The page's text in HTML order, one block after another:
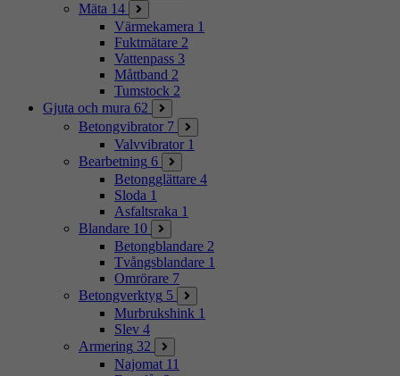
Mäta 14
Värmekamera 1
Fuktmätare 2
Vattenpass 3
Måttband 2
Tumstock 2
Gjuta och mura 62
Betongvibrator 7
Valvvibrator 1
Bearbetning 6
Betongglättare 4
Sloda 1
Asfaltsraka 1
Blandare 10
Betongblandare 2
Tvångsblandare 1
Omrörare 7
Betongverktyg 5
Murbrukshink 1
Slev 4
Armering 32
Najomat 11